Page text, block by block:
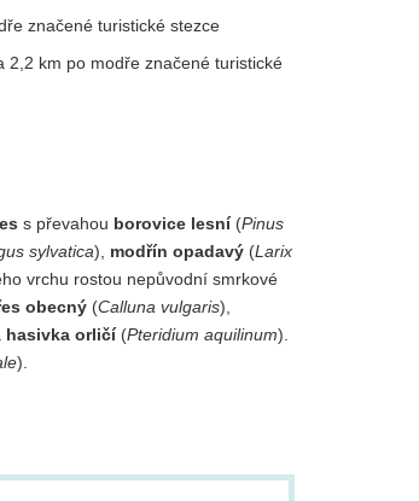
značené turistické stezce
2,2 km po modře značené turistické
s převahou borovice lesní(Pinus
sylvatica), modřín opadavý (Larix
vrchu rostou nepůvodní smrkové
obecný (Calluna vulgaris),
hasivka orličí(Pteridium aquilinum).
).